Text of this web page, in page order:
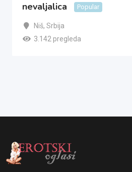
nevaljalica Popular
Niš, Srbija
3.142 pregleda